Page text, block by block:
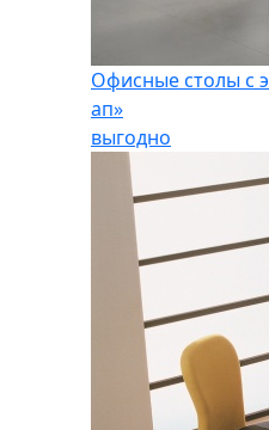
Офисные столы с
ап»
выгодно